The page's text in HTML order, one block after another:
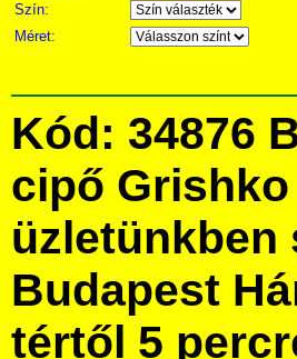
Szín:
Méret:
Kód: 34876
cipő
üzletünkben
Budapest
tértől 5